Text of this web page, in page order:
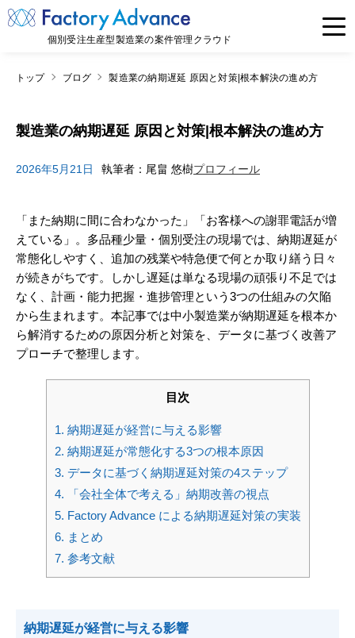
個別受注生産型製造業の案件管理クラウド
トップ ブログ 製造業の納期遅延 原因と対策|根本解決の進め方
製造業の納期遅延 原因と対策|根本解決の進め方
2026年5月21日 執筆者：尾畠 悠樹プロフィール
「また納期に間に合わなかった」「お客様への謝罪電話が増
えている」。多品種少量・個別受注の現場では、納期遅延が
常態化しやすく、追加の残業や特急便で何とか取り繕う日々
が続きがちです。しかし遅延は単なる現場の頑張り不足では
なく、計画・能力把握・進捗管理という3つの仕組みの欠陥
から生まれます。本記事では中小製造業が納期遅延を根本か
ら解消するための原因分析と対策を、データに基づく改善ア
プローチで整理します。
目次
1. 納期遅延が経営に与える影響
2. 納期遅延が常態化する3つの根本原因
3. データに基づく納期遅延対策の4ステップ
4. 「会社全体で考える」納期改善の視点
5. Factory Advance による納期遅延対策の実装
6. まとめ
7. 参考文献
納期遅延が経営に与える影響